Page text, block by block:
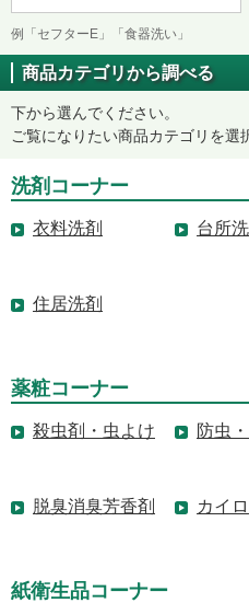
例「セフターE」「食器洗い」
商品カテゴリから調べる
下から選んでください。
ご覧になりたい商品カテゴリを選
洗剤コーナー
衣料洗剤 台所
住居洗剤
薬粧コーナー
殺虫剤・虫よけ 防虫
脱臭消臭芳香剤 カイロ
紙衛生品コーナー